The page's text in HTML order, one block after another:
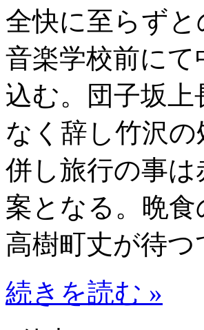
全快に至らず
音楽学校前に
込む。団子坂
なく辞し竹沢
併し旅行の事
案となる。晩
高樹町丈が待
続きを読む »